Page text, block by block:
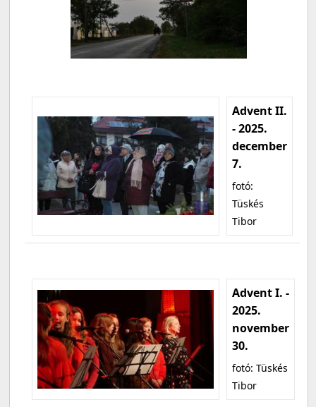
Advent II.
- 2025.
december
7.
fotó:
Tüskés
Tibor
Advent I. -
2025.
november
30.
fotó: Tüskés
Tibor